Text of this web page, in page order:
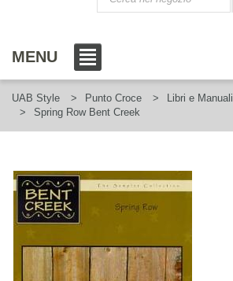
MENU
UAB Style Punto Croce
Libri e Manuali
Spring Row Bent Creek